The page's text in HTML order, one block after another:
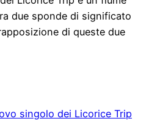
due sponde di significato
di queste due